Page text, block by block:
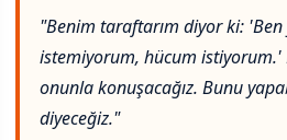
"Benim taraftarım diyor ki:
istemiyorum, hücum istiyorum.'
onunla konuşacağız. Bunu
diyeceğiz."